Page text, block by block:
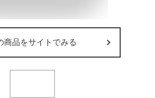
商品をサイトでみる